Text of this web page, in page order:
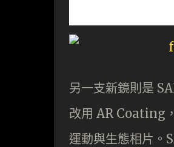
另一支新鏡則是
改用 AR Coating
運動與生態相片。